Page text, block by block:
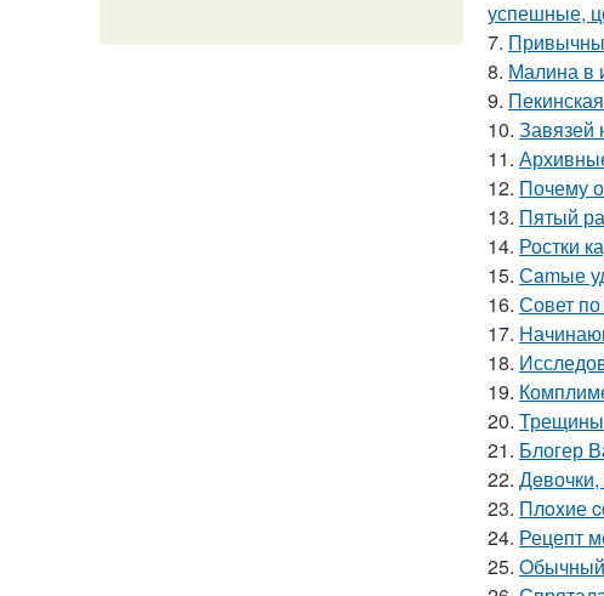
успешные,
7.
8. Малина в
9.
10. Завязей
11.
12. Почему
13. Пятый
14. Ростки
15. Сamые
16. Совет
17.
18.
19.
20. Трещины
21. Блогер
22. Дeвочки,
23. Плoxие
24. Рецепт
25.